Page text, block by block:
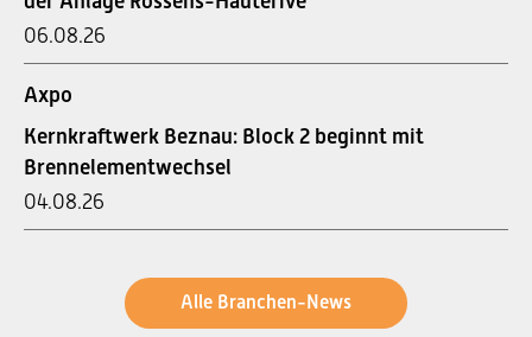
06.08.26
Axpo
Kernkraftwerk Beznau: Block 2 beginnt mit
Brennelementwechsel
04.08.26
Alle Branchen-News